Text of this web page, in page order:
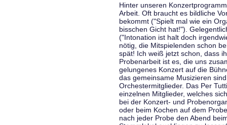
Hinter unseren
Arbeit. Oft braucht es bildliche
bekommt ("Spielt mal wie ein
bisschen Gicht hat!").
("Intonation ist halt doch
nötig, die Mitspielenden schon
spät! Ich weiß jetzt schon, dass
Probenarbeit ist es, die uns
gelungenes Konzert auf die
das gemeinsame Musizieren
Orchestermitglieder. Das Per
einzelnen Mitglieder, welches
bei der Konzert- und
oder beim Kochen auf dem
nach jeder Probe den Abend